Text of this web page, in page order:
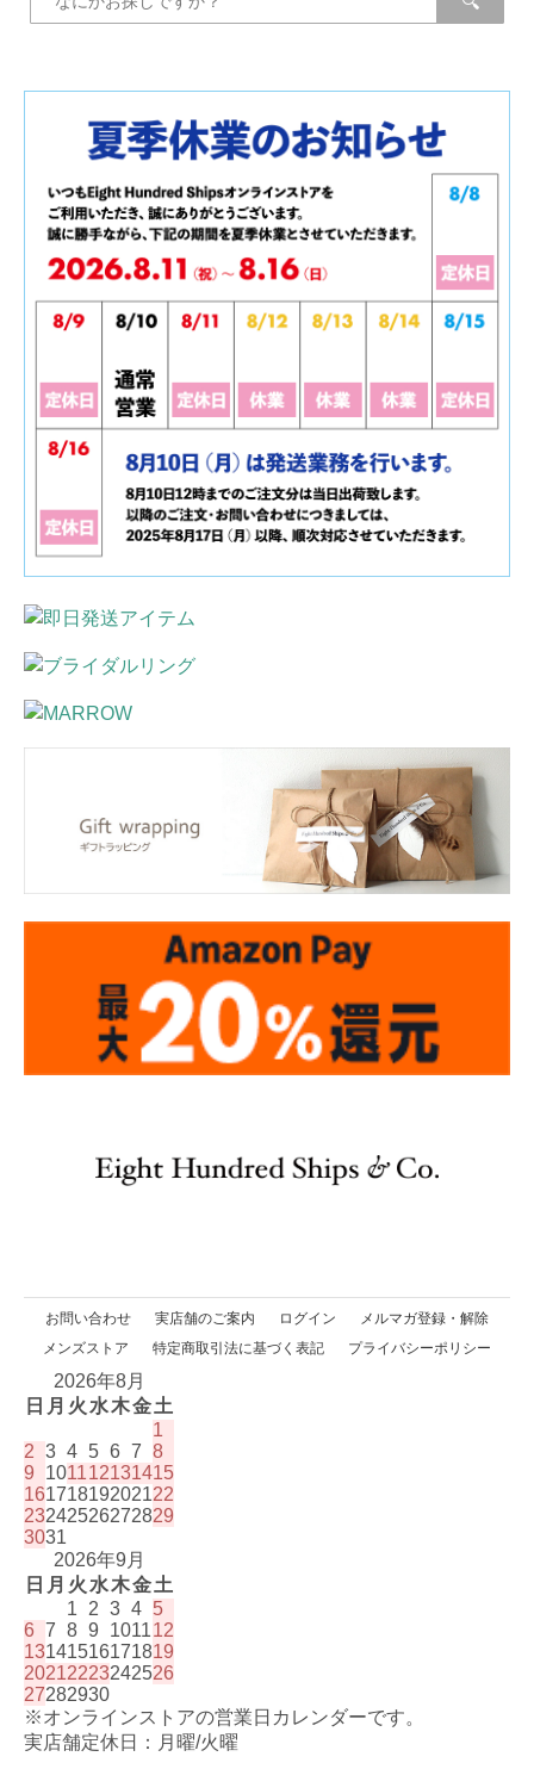
お問い合わせ 実店舗のご案内 ログイン
メルマガ登録・解除
メンズストア
特定商取引法に基づく表記 プライバシーポリシー
2026年8月
日 月 火 水木金土
1
2 3 4 5 6 7 8
9
101112131415
16171819202122
23242526272829
3031
2026年9月
日 月 火 水木金土
1
2 3 4 5
6 7 8 9 101112
13141516171819
20212223242526
27282930
※オンラインストアの営業日カレンダーです。
実店舗定休日：月曜/火曜